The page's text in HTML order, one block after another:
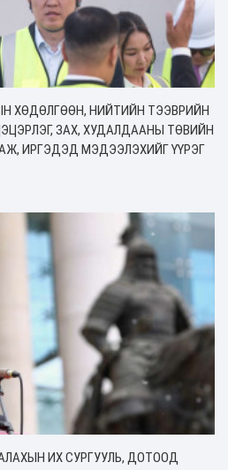
ХӨДӨЛГӨӨН, НИЙТИЙН ТЭЭВРИЙН
ЗАХ, ХУДАЛДААНЫ ТӨВИЙН
ИРГЭДЭД МЭДЭЭЛЭХИЙГ ҮҮРЭГ
ИХ СУРГУУЛЬ, ДОТООД